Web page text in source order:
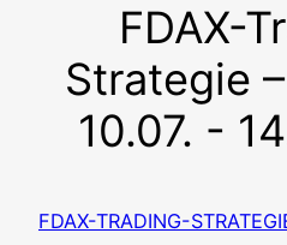
FDAX-
Strategie
10.07. -
FDAX-TRADING-